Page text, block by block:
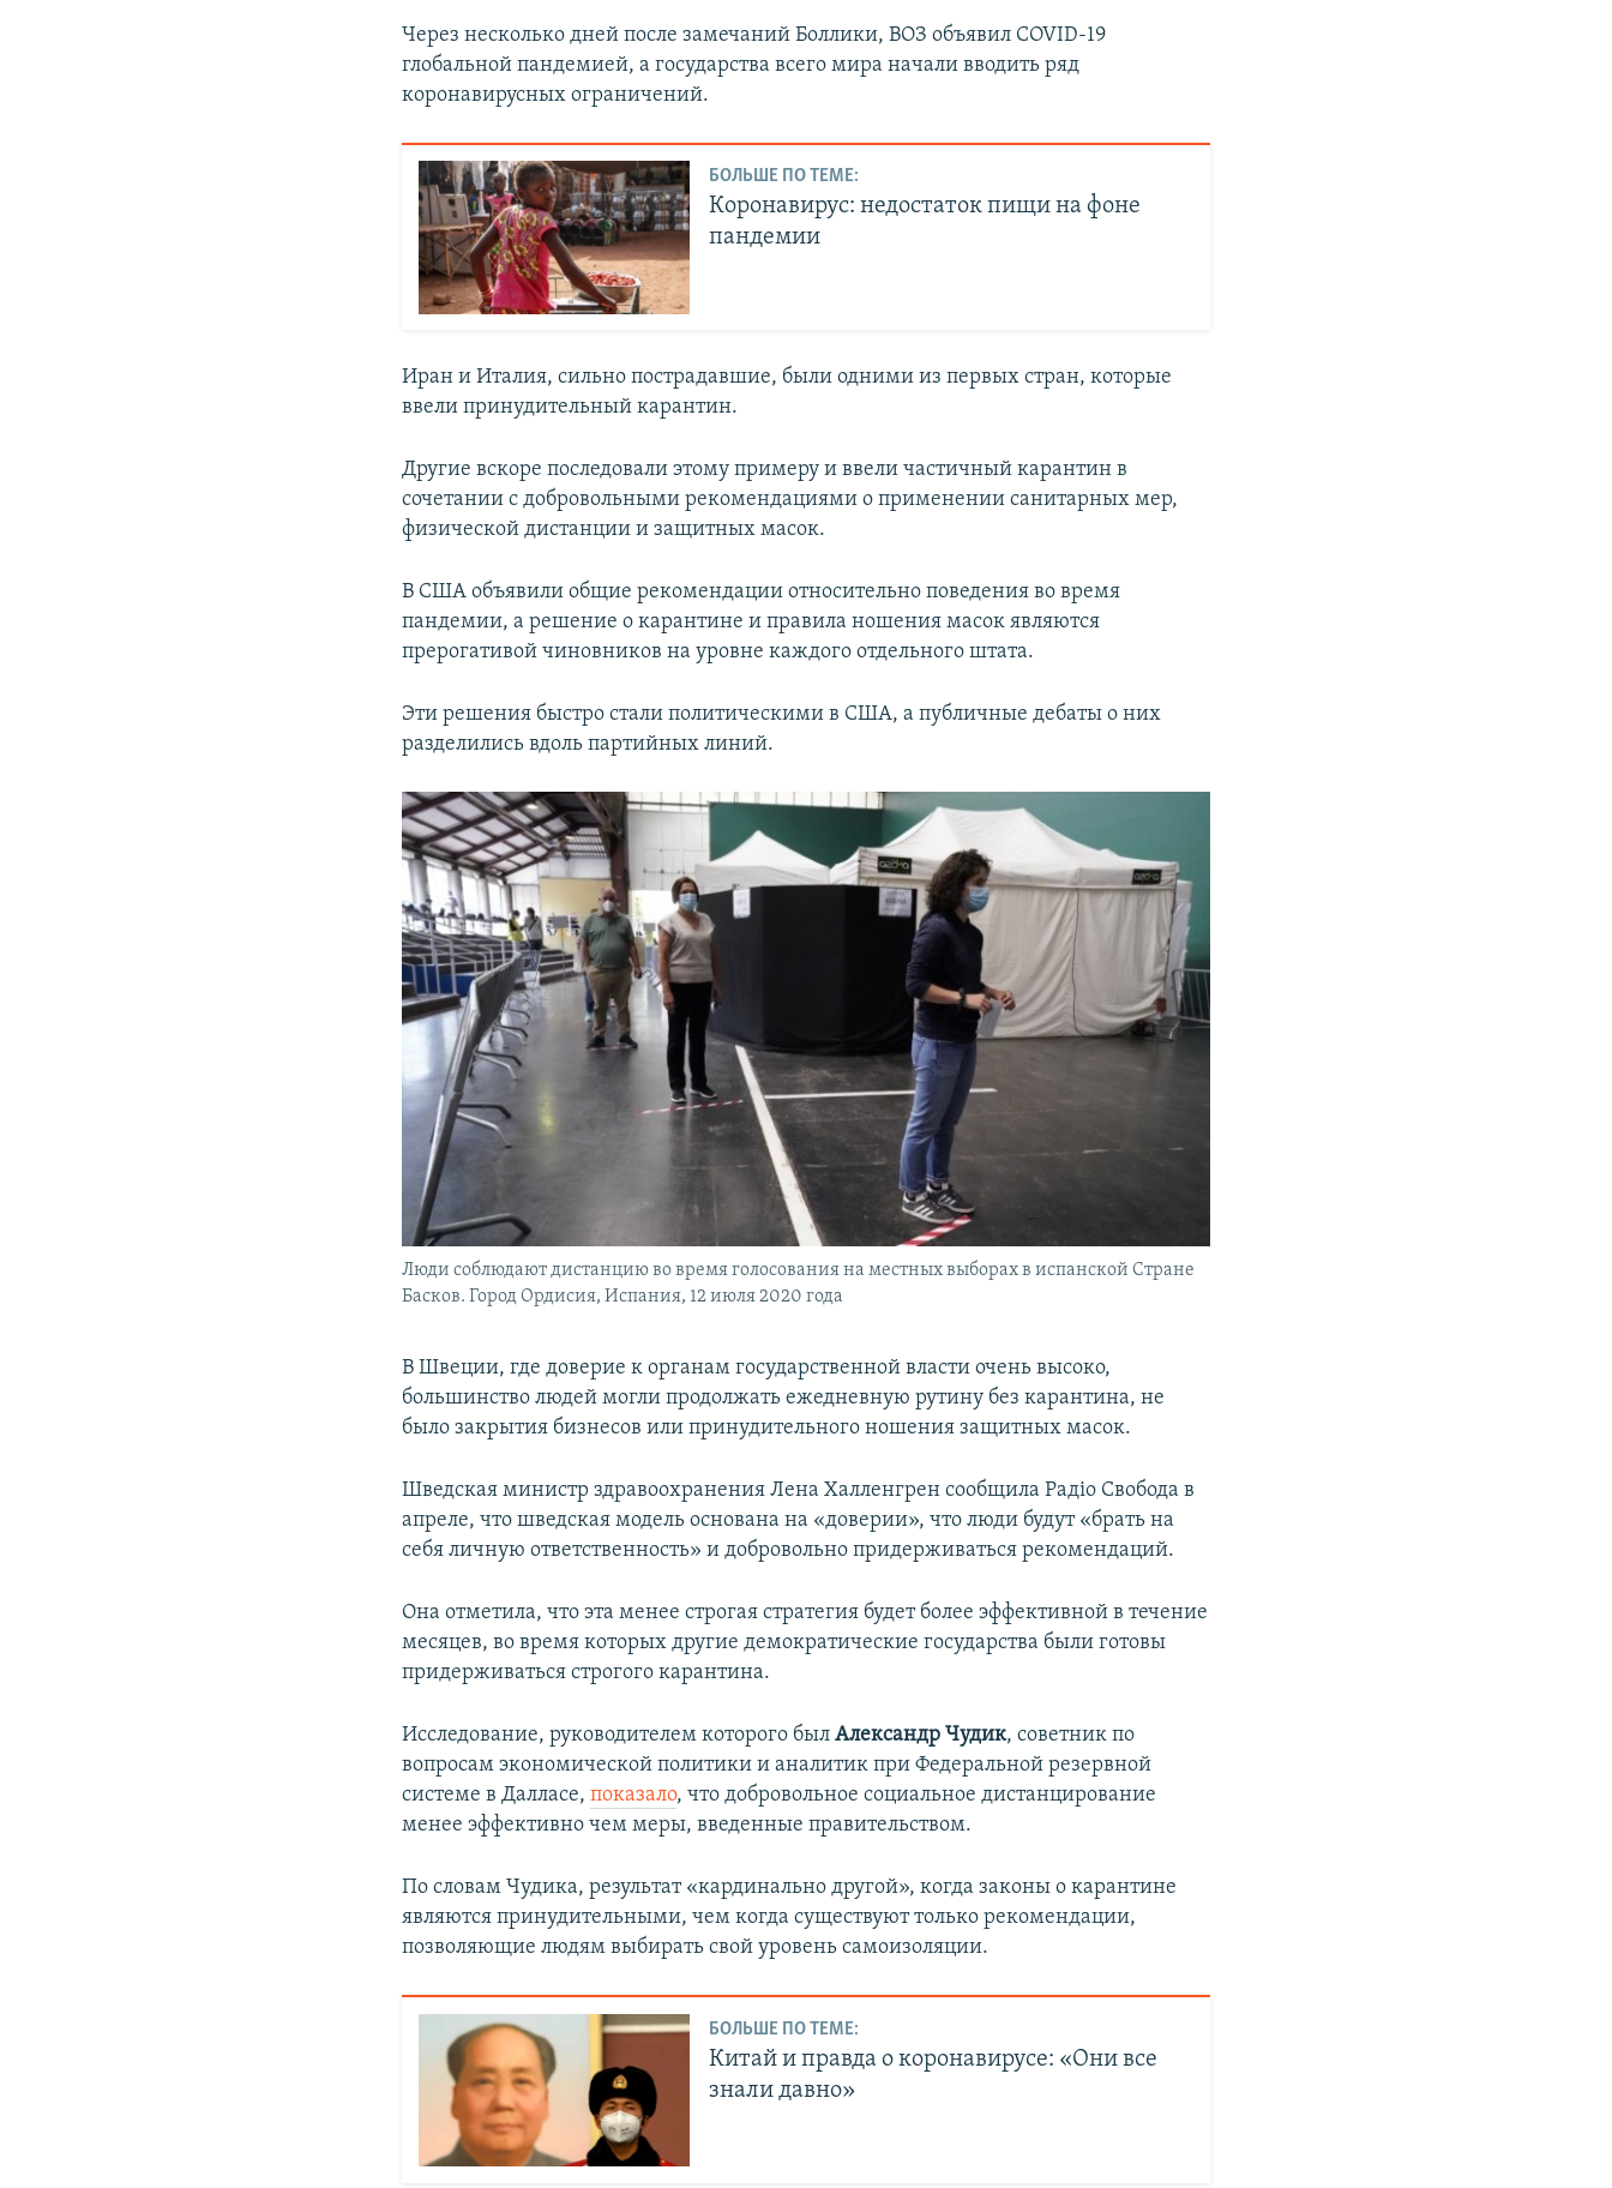
Через несколько дней после замечаний Боллики, ВОЗ объявил COVID-19
глобальной пандемией, а государства всего мира начали вводить ряд
коронавирусных ограничений.
БОЛЬШЕ ПО ТЕМЕ:
Коронавирус: недостаток пищи на фоне
пандемии
Иран и Италия, сильно пострадавшие, были одними из первых стран, которые
ввели принудительный карантин.
Другие вскоре последовали этому примеру и ввели частичный карантин в
сочетании с добровольными рекомендациями о применении санитарных мер,
физической дистанции и защитных масок.
В США объявили общие рекомендации относительно поведения во время
пандемии, а решение о карантине и правила ношения масок являются
прерогативой чиновников на уровне каждого отдельного штата.
Эти решения быстро стали политическими в США, а публичные дебаты о них
разделились вдоль партийных линий.
Люди соблюдают дистанцию во время голосования на местных выборах в испанской Стране
Басков. Город Ордиcия, Испания, 12 июля 2020 года
В Швеции, где доверие к органам государственной власти очень высоко,
большинство людей могли продолжать ежедневную рутину без карантина, не
было закрытия бизнесов или принудительного ношения защитных масок.
Шведская министр здравоохранения Лена Халленгрен сообщила Радiо Свобода в
апреле, что шведская модель основана на «доверии», что люди будут «брать на
себя личную ответственность» и добровольно придерживаться рекомендаций.
Она отметила, что эта менее строгая стратегия будет более эффективной в течение
месяцев, во время которых другие демократические государства были готовы
придерживаться строгого карантина.
Исследование, руководителем которого былАлександр Чудик, советник по
вопросам экономической политики и аналитик при Федеральной резервной
системе в Далласе,показало, что добровольное социальное дистанцирование
менее эффективно чем меры, введенные правительством.
По словам Чудика, результат «кардинально другой», когда законы о карантине
являются принудительными, чем когда существуют только рекомендации,
позволяющие людям выбирать свой уровень самоизоляции.
БОЛЬШЕ ПО ТЕМЕ:
Китай и правда о коронавирусе: «Они все
знали давно»